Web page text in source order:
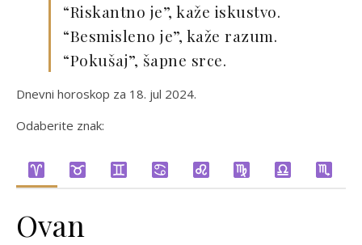
“Riskantno je”, kaže iskustvo.
“Besmisleno je”, kaže razum.
“Pokušaj”, šapne srce.
Dnevni horoskop za 18. jul 2024.
Odaberite znak:
Ovan